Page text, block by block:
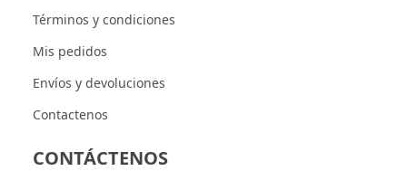
Términos y condiciones
Mis pedidos
Envíos y devoluciones
Contactenos
CONTÁCTENOS